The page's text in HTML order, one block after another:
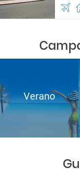
Verano